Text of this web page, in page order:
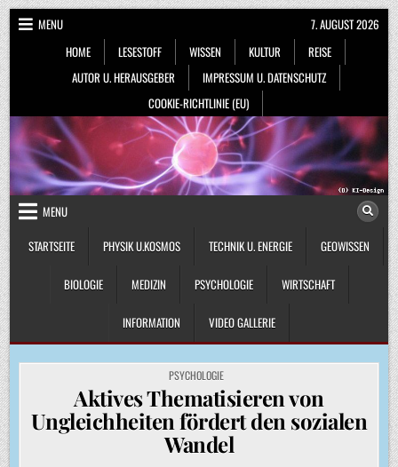
Skip
to
content
MENU
HOME
LESESTOFF WISSEN KULTUR
REISE
AUTOR U. HERAUSGEBER
IMPRESSUM U. DATENSCHUTZ
COOKIE-RICHTLINIE (EU)
7. AUGUST 2026
MENU
STARTSEITE
PHYSIK U.KOSMOS TECHNIK U. ENERGIE GEOWISSEN
BIOLOGIE MEDIZIN PSYCHOLOGIE WIRTSCHAFT
INFORMATION VIDEO GALLERIE
POSTED
IN
PSYCHOLOGIE
Aktives Thematisieren von
Ungleichheiten fördert den sozialen
Wandel